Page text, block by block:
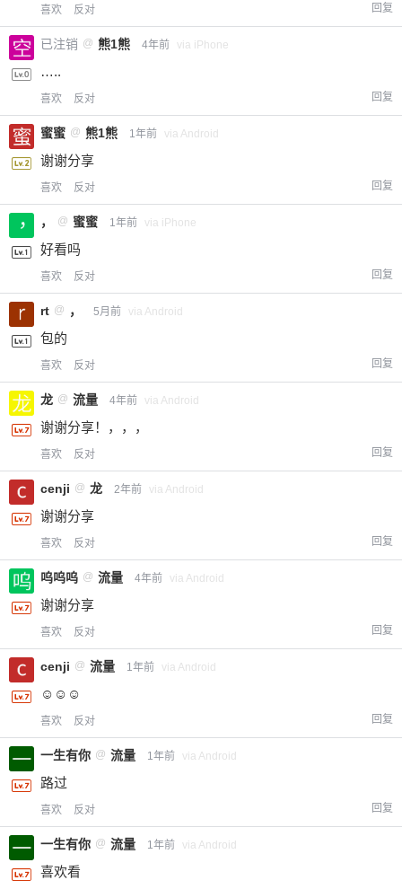
喜欢 反对 回复
已注销 @ 熊1熊 4年前 via iPhone
…..
喜欢 反对 回复
蜜蜜 @ 熊1熊 1年前 via Android
谢谢分享
喜欢 反对 回复
， @ 蜜蜜 1年前 via iPhone
好看吗
喜欢 反对 回复
rt @ ， 5月前 via Android
包的
喜欢 反对 回复
龙 @ 流量 4年前 via Android
谢谢分享！，，，
喜欢 反对 回复
cenji @ 龙 2年前 via Android
谢谢分享
喜欢 反对 回复
呜呜呜 @ 流量 4年前 via Android
谢谢分享
喜欢 反对 回复
cenji @ 流量 1年前 via Android
☺️☺️☺️
喜欢 反对 回复
一生有你 @ 流量 1年前 via Android
路过
喜欢 反对 回复
一生有你 @ 流量 1年前 via Android
喜欢看